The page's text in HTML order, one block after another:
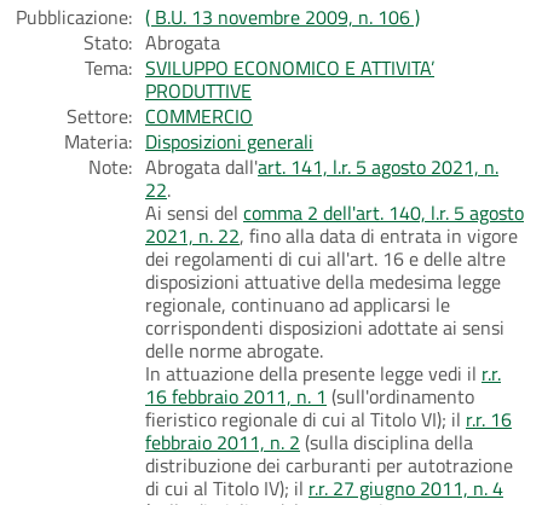
Pubblicazione: ( B.U. 13 novembre 2009, n. 106 )
Stato: Abrogata
Tema: SVILUPPO ECONOMICO E ATTIVITA’
PRODUTTIVE
Settore: COMMERCIO
Materia: Disposizioni generali
Note: Abrogata dall'art. 141, l.r. 5 agosto 2021, n.
22.
Ai sensi del comma 2 dell'art. 140, l.r. 5 agosto
2021, n. 22, fino alla data di entrata in vigore
dei regolamenti di cui all'art. 16 e delle altre
disposizioni attuative della medesima legge
regionale, continuano ad applicarsi le
corrispondenti disposizioni adottate ai sensi
delle norme abrogate.
In attuazione della presente legge vedi il r.r.
16 febbraio 2011, n. 1 (sull'ordinamento
fieristico regionale di cui al Titolo VI); il r.r. 16
febbraio 2011, n. 2 (sulla disciplina della
distribuzione dei carburanti per autotrazione
di cui al Titolo IV); il r.r. 27 giugno 2011, n. 4